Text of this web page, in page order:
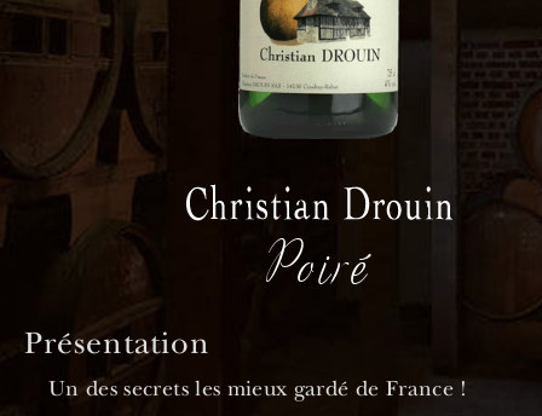
Poiré
Présentation
Un des secrets les mieux gardé de France !